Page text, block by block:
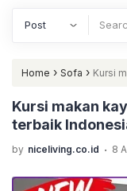
Home › Sofa › Kursi
Indonesian Furniture
Kursi makan
terbaik
by niceliving.co.id . 8